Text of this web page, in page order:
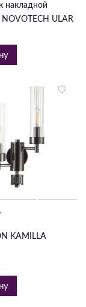
накладной
ULAR
KAMILLA